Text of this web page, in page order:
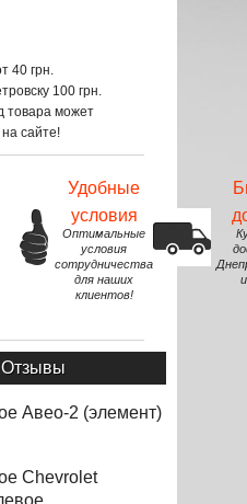
40 грн.
100 грн.
может
на сайте!
Удобные
условия
Оптимальные
условия
сотрудничества
для наших
клиентов!
Отзывы
Авео-2 (элемент)
Chevrolet